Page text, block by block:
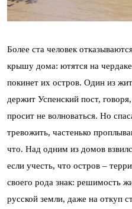
Более ста человек
крышу дома: ютятся на
покинет их остров. Один из
держит Успенский пост,
просит не волноваться. Но
тревожить, частенько
что. Над одним из домов
если учесть, что остров –
своего рода знак: решимость
русской земли, даже на откуп